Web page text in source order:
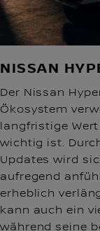
NISSAN
Der Nissan
Ökosystem
langfristige
wichtig ist.
Updates wird
aufregend
erheblich
kann auch ein
während seine